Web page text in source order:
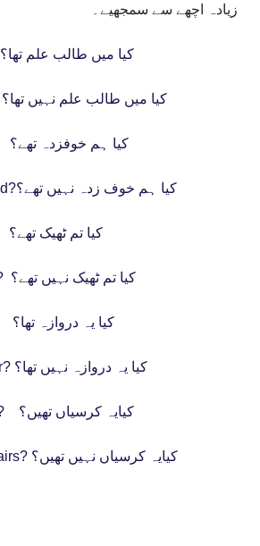
زیادہ اچھے سے سمجھیے۔
Was I student? کیا میں طالب علم تھا؟
Was I not student? کیا میں طالب علم نہیں تھا؟
Were we scared کیا ہم خوفزدہ تھے؟
Were we not scared?کیا ہم خوف زدہ نہیں تھے؟
Were you well? کیا تم ٹھیک تھے؟
Were you not well? کیا تم ٹھیک نہیں تھے؟
Was this a door? کیا یہ دروازہ تھا؟
Was this not a door? کیا یہ دروازہ نہیں تھا؟
Were these chairs? کیایہ کرسیاں تھیں؟
Were these not chairs? کیایہ کرسیاں نہیں تھیں؟